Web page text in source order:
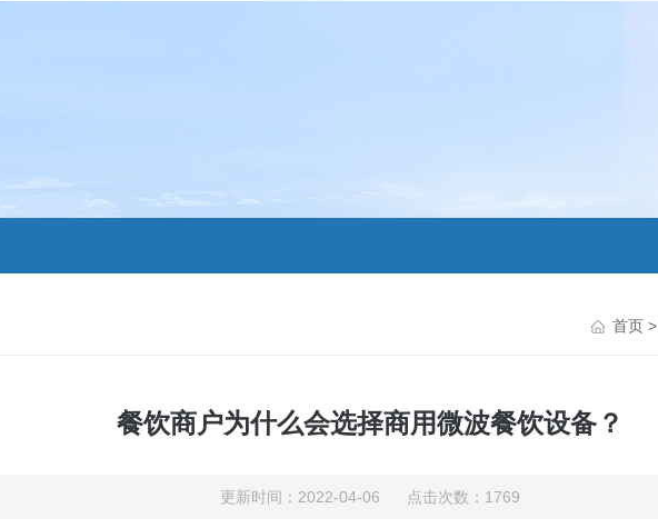
首页 >
餐饮商户为什么会选择商用微波餐饮设备？
更新时间：2022-04-06 点击次数：1769